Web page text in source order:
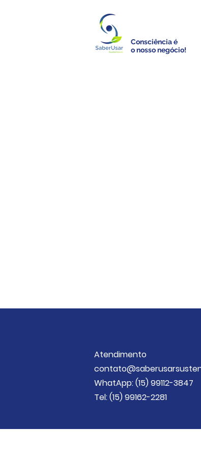
Consciência é
o nosso negócio!
Atendimento
WhatApp: (15) 99112-3847
Tel: (15) 99162-2281